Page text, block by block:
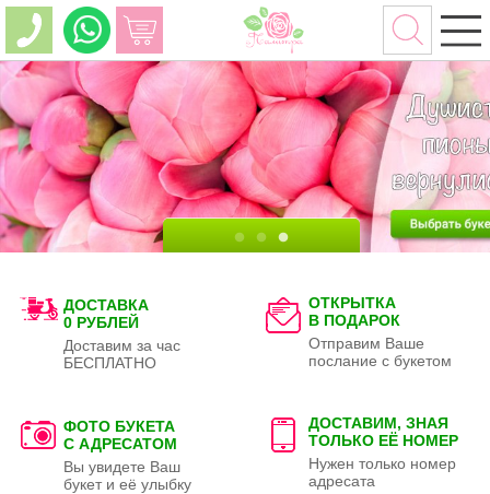
ДОСТАВКА
0 РУБЛЕЙ
Доставим за час
БЕСПЛАТНО
ОТКРЫТКА
В ПОДАРОК
Отправим Ваше
послание с букетом
ФОТО БУКЕТА
С АДРЕСАТОМ
Вы увидете Ваш
букет и её улыбку
ДОСТАВИМ, ЗНАЯ
ТОЛЬКО ЕЁ НОМЕР
Нужен только номер
адресата